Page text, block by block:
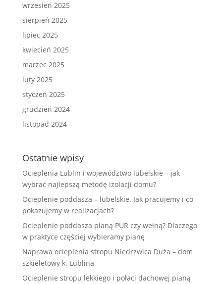
wrzesień 2025
sierpień 2025
lipiec 2025
kwiecień 2025
marzec 2025
luty 2025
styczeń 2025
grudzień 2024
listopad 2024
Ostatnie wpisy
Ocieplenia Lublin i województwo lubelskie – jak
wybrać najlepszą metodę izolacji domu?
Ocieplenie poddasza – lubelskie. Jak pracujemy i co
pokazujemy w realizacjach?
Ocieplenie poddasza pianą PUR czy wełną? Dlaczego
w praktyce częściej wybieramy pianę
Naprawa ocieplenia stropu Niedrzwica Duża – dom
szkieletowy k. Lublina
Ocieplenie stropu lekkiego i połaci dachowej pianą